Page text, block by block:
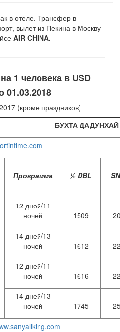
в отеле. Трансфер в
вылет из Пекина в Москву
AIR CHINA.
1 человека в USD
01.03.2018
(кроме праздников)
БУХТА ДАДУНХАЙ
Программа ½ DBL
12 дней/11
ночей
1509
14 дней/13
ночей
1612
12 дней/11
ночей
1616
14 дней/13
ночей
1745